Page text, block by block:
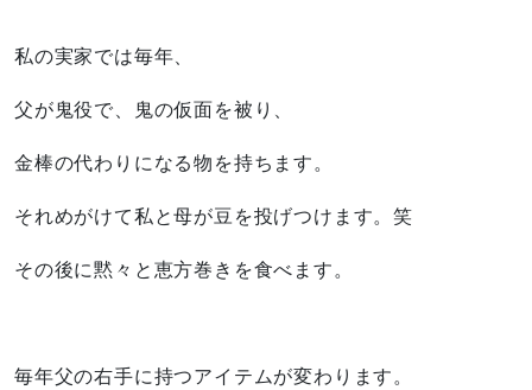
私の実家では毎年、
父が鬼役で、鬼の仮面を被り、
金棒の代わりになる物を持ちます。
それめがけて私と母が豆を投げつけます。笑
その後に黙々と恵方巻きを食べます。
毎年父の右手に持つアイテムが変わります。